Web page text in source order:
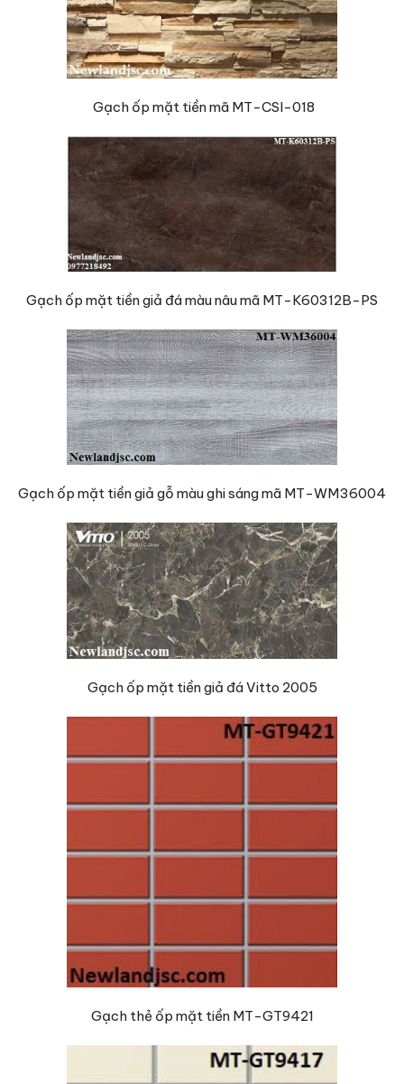
Gạch ốp mặt tiền mã MT-CSI-018
Gạch ốp mặt tiền giả đá màu nâu mã MT-K60312B-PS
Gạch ốp mặt tiền giả gỗ màu ghi sáng mã MT-WM36004
Gạch ốp mặt tiền giả đá Vitto 2005
Gạch thẻ ốp mặt tiền MT-GT9421